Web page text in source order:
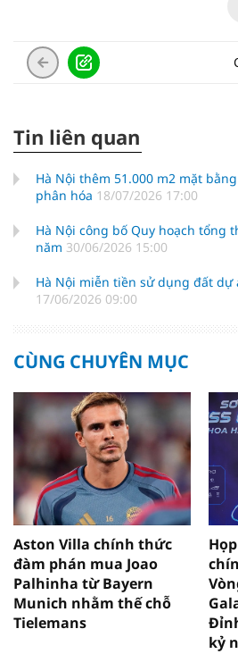
Tin liên quan
Hà Nội thêm 51.000 m2 mặt
phân hóa 18/07/2026 17:00
Hà Nội công bố Quy hoạch tổng
năm 30/06/2026 15:00
Hà Nội miễn tiền sử dụng đất dự
17/06/2026 09:00
CÙNG CHUYÊN MỤC
Aston Villa chính thức
đàm phán mua Joao
Palhinha từ Bayern
Munich nhằm thế chỗ
Tielemans
kỷ